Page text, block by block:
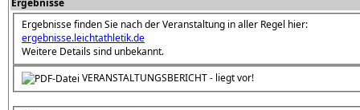
Ergebnisse finden Sie nach der Veranstaltung in aller Regel hier:
ergebnisse.leichtathletik.de
Weitere Details sind unbekannt.
VERANSTALTUNGSBERICHT - liegt vor!